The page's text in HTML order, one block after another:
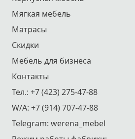
Мягкая мебель
Матрасы
Скидки
Мебель для бизнеса
Контакты
Тел.: +7 (423) 275-47-88
W/A: +7 (914) 707-47-88
Telegram: werena_mebel